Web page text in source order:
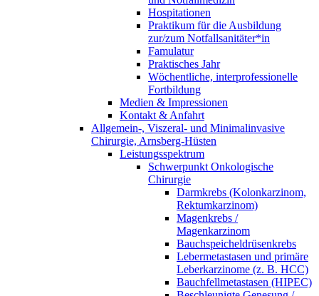
Hospitationen
Praktikum für die Ausbildung
zur/zum Notfallsanitäter*in
Famulatur
Praktisches Jahr
Wöchentliche, interprofessionelle
Fortbildung
Medien & Impressionen
Kontakt & Anfahrt
Allgemein-, Viszeral- und Minimalinvasive
Chirurgie, Arnsberg-Hüsten
Leistungsspektrum
Schwerpunkt Onkologische
Chirurgie
Darmkrebs (Kolonkarzinom,
Rektumkarzinom)
Magenkrebs /
Magenkarzinom
Bauchspeicheldrüsenkrebs
Lebermetastasen und primäre
Leberkarzinome (z. B. HCC)
Bauchfellmetastasen (HIPEC)